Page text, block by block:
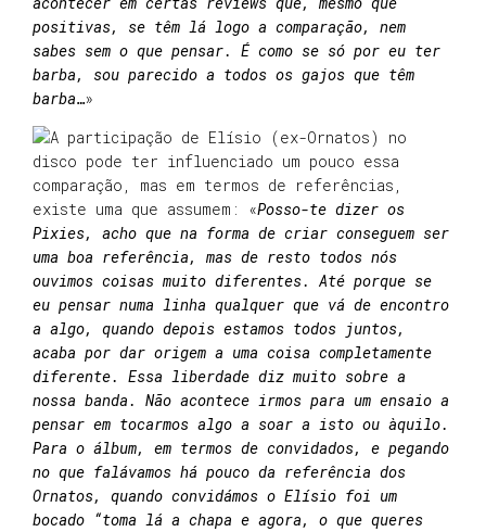
positivas, se têm lá logo a comparação, nem
sabes sem o que pensar. É como se só por eu ter
barba, sou parecido a todos os gajos que têm
barba…»
A participação de Elísio (ex-Ornatos) no
disco pode ter influenciado um pouco essa
comparação, mas em termos de referências,
existe uma que assumem: «Posso-te dizer os
Pixies, acho que na forma de criar conseguem ser
uma boa referência, mas de resto todos nós
ouvimos coisas muito diferentes. Até porque se
eu pensar numa linha qualquer que vá de encontro
a algo, quando depois estamos todos juntos,
acaba por dar origem a uma coisa completamente
diferente. Essa liberdade diz muito sobre a
nossa banda. Não acontece irmos para um ensaio a
pensar em tocarmos algo a soar a isto ou àquilo.
Para o álbum, em termos de convidados, e pegando
no que falávamos há pouco da referência dos
Ornatos, quando convidámos o Elísio foi um
bocado “toma lá a chapa e agora, o que queres